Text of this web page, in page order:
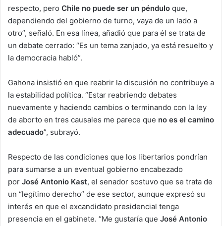
respecto, pero Chile no puede ser un péndulo que,
dependiendo del gobierno de turno, vaya de un lado a
otro”, señaló. En esa línea, añadió que para él se trata de
un debate cerrado: “Es un tema zanjado, ya está resuelto y
la democracia habló”.
Gahona insistió en que reabrir la discusión no contribuye a
la estabilidad política. “Estar reabriendo debates
nuevamente y haciendo cambios o terminando con la ley
de aborto en tres causales me parece que no es el camino
adecuado”, subrayó.
Respecto de las condiciones que los libertarios pondrían
para sumarse a un eventual gobierno encabezado
por José Antonio Kast, el senador sostuvo que se trata de
un “legítimo derecho” de ese sector, aunque expresó su
interés en que el excandidato presidencial tenga
presencia en el gabinete. “Me gustaría que José Antonio